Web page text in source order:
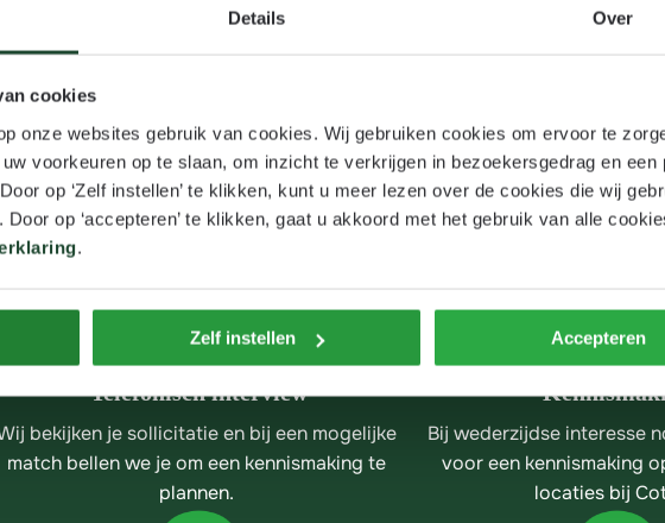
Details Over
cookies
onze websites gebruik van cookies. Wij gebruiken cookies om ervoor te
voorkeuren op te slaan, om inzicht te verkrijgen in bezoekersgedrag en een
op ‘Zelf instellen’ te klikken, kunt u meer lezen over de cookies die wij
op ‘accepteren’ te klikken, gaat u akkoord met het gebruik van alle
.
Zelf instellen Accepteren
Zo gaat solliciteren bij ons
doorloop je een aantal stappen zodat jij en wij zeker weten dat
jezelf hier kunt ontwikkelen en dat de functie bij jou past.
Telefonisch interview
bekijken je sollicitatie en bij een mogelijke
match bellen we je om een kennismaking te
plannen.
Bij wederzijdse interesse
voor een kennismaking
locaties bij